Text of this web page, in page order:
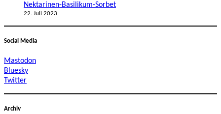
Nektarinen-Basilikum-Sorbet
22. Juli 2023
Social Media
Mastodon
Bluesky
Twitter
Archiv